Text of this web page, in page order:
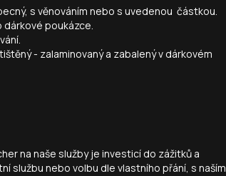
s věnováním nebo s uvedenou částkou.
poukázce.
- zalaminovaný a zabalený v dárkovém
na naše služby je investicí do zážitků a
službu nebo volbu dle vlastního přání, s naším